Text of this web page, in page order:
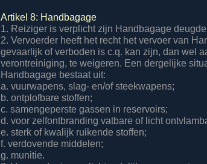
Artikel 8: Handbagage
1. Reiziger is verplicht zijn Handbagage
2. Vervoerder heeft het recht het vervoer van
gevaarlijk of verboden is c.q. kan zijn, dan wel
verontreiniging, te weigeren. Een dergelijke
Handbagage bestaat uit:
a. vuurwapens, slag- en/of steekwapens;
b. ontplofbare stoffen;
c. samengeperste gassen in reservoirs;
d. voor zelfontbranding vatbare of licht
e. sterk of kwalijk ruikende stoffen;
f. verdovende middelen;
g. munitie.